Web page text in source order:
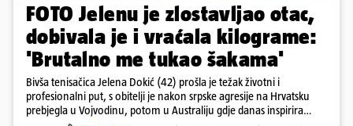
FOTO Jelenu je zlostavljao otac,
dobivala je i vraćala kilograme:
'Brutalno me tukao šakama'
Bivša tenisačica Jelena Dokić (42) prošla je težak životni i
profesionalni put, s obitelji je nakon srpske agresije na Hrvatsku
prebjegla u Vojvodinu, potom u Australiju gdje danas inspirira